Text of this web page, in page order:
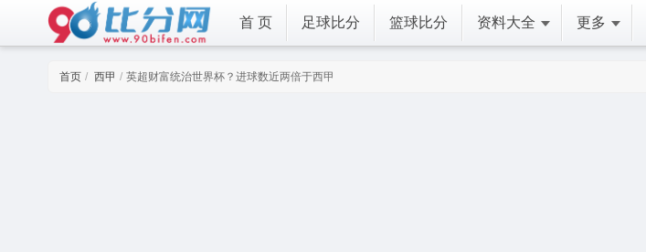
首 页 足球比分 篮球比分 资料大全 更多
首页 西甲 英超财富统治世界杯？进球数近两倍于西甲